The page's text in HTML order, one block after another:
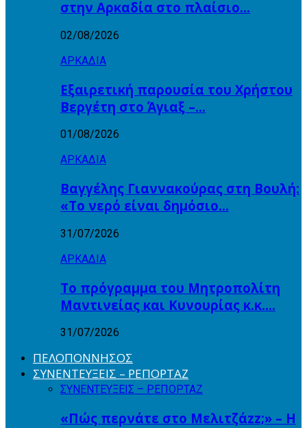
στην Αρκαδία στο πλαίσιο…
02/08/2026
ΑΡΚΑΔΙΑ
Εξαιρετική παρουσία του Χρήστου
Βεργέτη στο Άγιαξ –…
01/08/2026
ΑΡΚΑΔΙΑ
Βαγγέλης Γιαννακούρας στη Βουλή:
«Το νερό είναι δημόσιο…
31/07/2026
ΑΡΚΑΔΙΑ
Το πρόγραμμα του Μητροπολίτη
Μαντινείας και Κυνουρίας κ.κ….
31/07/2026
ΠΕΛΟΠΟΝΝΗΣΟΣ
ΣΥΝΕΝΤΕΥΞΕΙΣ – ΡΕΠΟΡΤΑΖ
ΣΥΝΕΝΤΕΥΞΕΙΣ – ΡΕΠΟΡΤΑΖ
«Πώς περνάτε στο Μελιτζάzz;» – Η